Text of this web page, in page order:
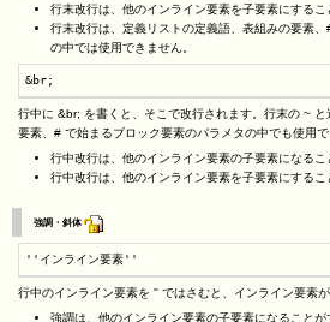
行末改行は、他のインライン要素を子要素にするこ
行末改行は、定義リストの定義語、表組みの要素
の中では使用できません。
&br;
行中に &br; を書くと、そこで改行されます。行末の ~
要素、# で始まるブロック要素のパラメタの中でも使用で
行中改行は、他のインライン要素の子要素になるこ
行中改行は、他のインライン要素を子要素にするこ
強調・斜体
''インライン要素''
行中のインライン要素を '' ではさむと、インライン要素が
強調は、他のインライン要素の子要素になることが